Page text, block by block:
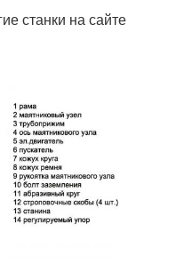
станки на сайте